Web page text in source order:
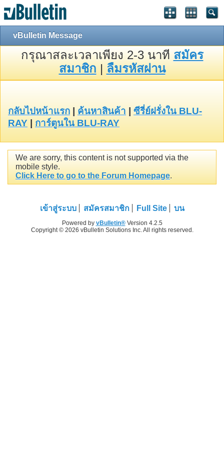
vBulletin Message
กรุณาสละเวลาเพียง 2-3 นาที สมัคร
สมาชิก | ลืมรหัสผ่าน
กลับไปหน้าแรก ค้นหาสินค้า
ซีรี่ย์ฝรั่งใน BLU-
RAY
การ์ตูนใน BLU-RAY
We are sorry, this content is not supported via the
mobile style.
Click Here to go to the Forum Homepage.
เข้าสู่ระบบ สมัครสมาชิก Full Site บน
Powered by vBulletin®Version 4.2.5
Copyright © 2026 vBulletin Solutions Inc. All rights reserved.